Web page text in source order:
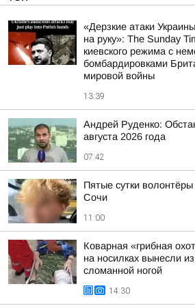
«Дерзкие атаки
на руку»: The Sunday
киевского режима с
бомбардировками
мировой войны
13:39
Андрей Руденко:
августа 2026 года
07:42
Пятые сутки
Сочи
11:00
Коварная «грибная
на носилках вынесли
сломанной ногой
14:30